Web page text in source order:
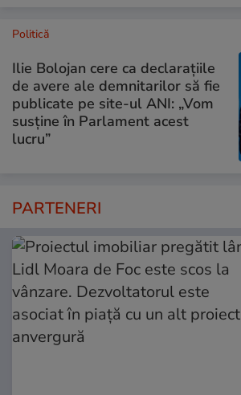
Politică
Ilie Bolojan cere ca declarațiile
de avere ale demnitarilor să fie
publicate pe site-ul ANI: „Vom
susține în Parlament acest
lucru”
PARTENERI